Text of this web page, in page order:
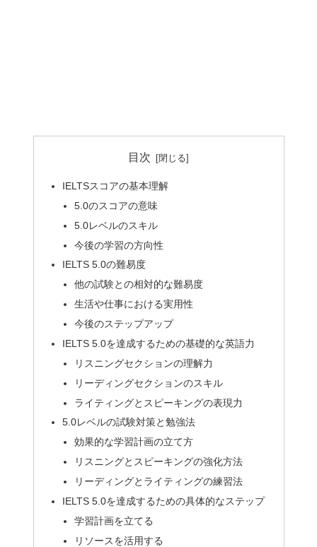
目次
IELTSスコアの基本理解
5.0のスコアの意味
5.0レベルのスキル
今後の学習の方向性
IELTS 5.0の難易度
他の試験との相対的な難易度
生活や仕事における実用性
今後のステップアップ
IELTS 5.0を達成するための基礎的な英語力
リスニングセクションの理解力
リーディングセクションのスキル
ライティングとスピーキングの表現力
5.0レベルの試験対策と勉強法
効果的な学習計画の立て方
リスニングとスピーキングの強化方法
リーディングとライティングの練習法
IELTS 5.0を達成するための具体的なステップ
学習計画を立てる
リソースを活用する